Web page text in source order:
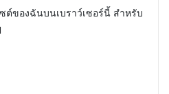
ต์ของฉันบนเบราว์เซอร์นี้ สำหรับ